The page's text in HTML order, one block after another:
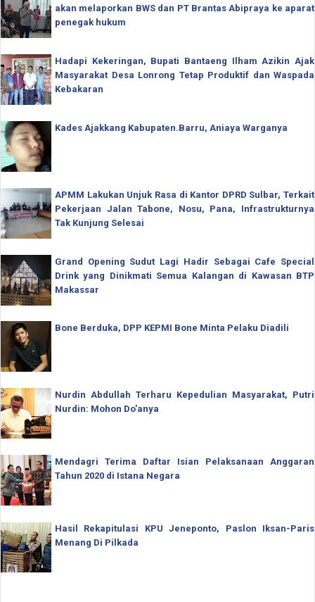
akan melaporkan BWS dan PT Brantas Abipraya ke aparat
penegak hukum
Hadapi Kekeringan, Bupati Bantaeng Ilham Azikin Ajak
Masyarakat Desa Lonrong Tetap Produktif dan Waspada
Kebakaran
Kades Ajakkang Kabupaten.Barru, Aniaya Warganya
APMM Lakukan Unjuk Rasa di Kantor DPRD Sulbar, Terkait
Pekerjaan Jalan Tabone, Nosu, Pana, Infrastrukturnya
Tak Kunjung Selesai
Grand Opening Sudut Lagi Hadir Sebagai Cafe Special
Drink yang Dinikmati Semua Kalangan di Kawasan BTP
Makassar
Bone Berduka, DPP KEPMI Bone Minta Pelaku Diadili
Nurdin Abdullah Terharu Kepedulian Masyarakat, Putri
Nurdin: Mohon Do'anya
Mendagri Terima Daftar Isian Pelaksanaan Anggaran
Tahun 2020 di Istana Negara
Hasil Rekapitulasi KPU Jeneponto, Paslon Iksan-Paris
Menang Di Pilkada